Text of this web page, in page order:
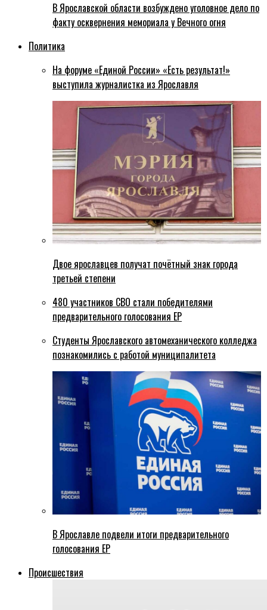
В Ярославской области возбуждено уголовное дело по
факту осквернения мемориала у Вечного огня
Политика
На форуме «Единой России» «Есть результат!»
выступила журналистка из Ярославля
Двое ярославцев получат почётный знак города
третьей степени
480 участников СВО стали победителями
предварительного голосования ЕР
Студенты Ярославского автомеханического колледжа
познакомились с работой муниципалитета
В Ярославле подвели итоги предварительного
голосования ЕР
Происшествия